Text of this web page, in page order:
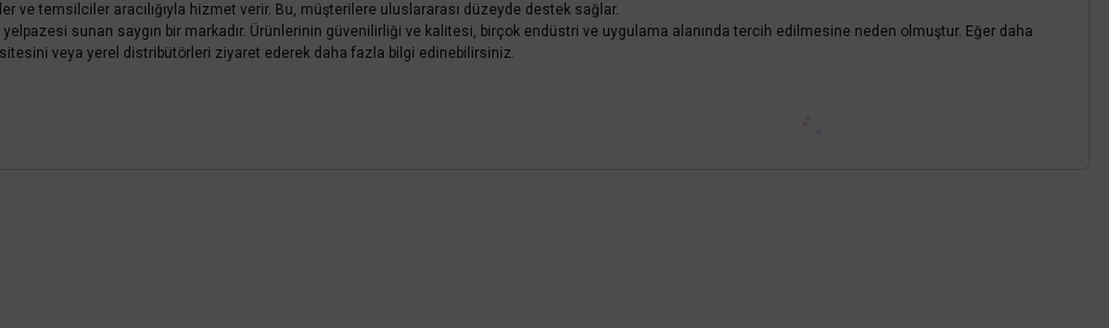
ve temsilciler aracılığıyla hizmet verir. Bu, müşterilere uluslararası düzeyde destek sağlar.
yelpazesi sunan saygın bir markadır. Ürünlerinin güvenilirliği ve kalitesi, birçok endüstri ve uygulama alanında tercih edilmesine neden olmuştur. Eğer daha
veya yerel distribütörleri ziyaret ederek daha fazla bilgi edinebilirsiniz.